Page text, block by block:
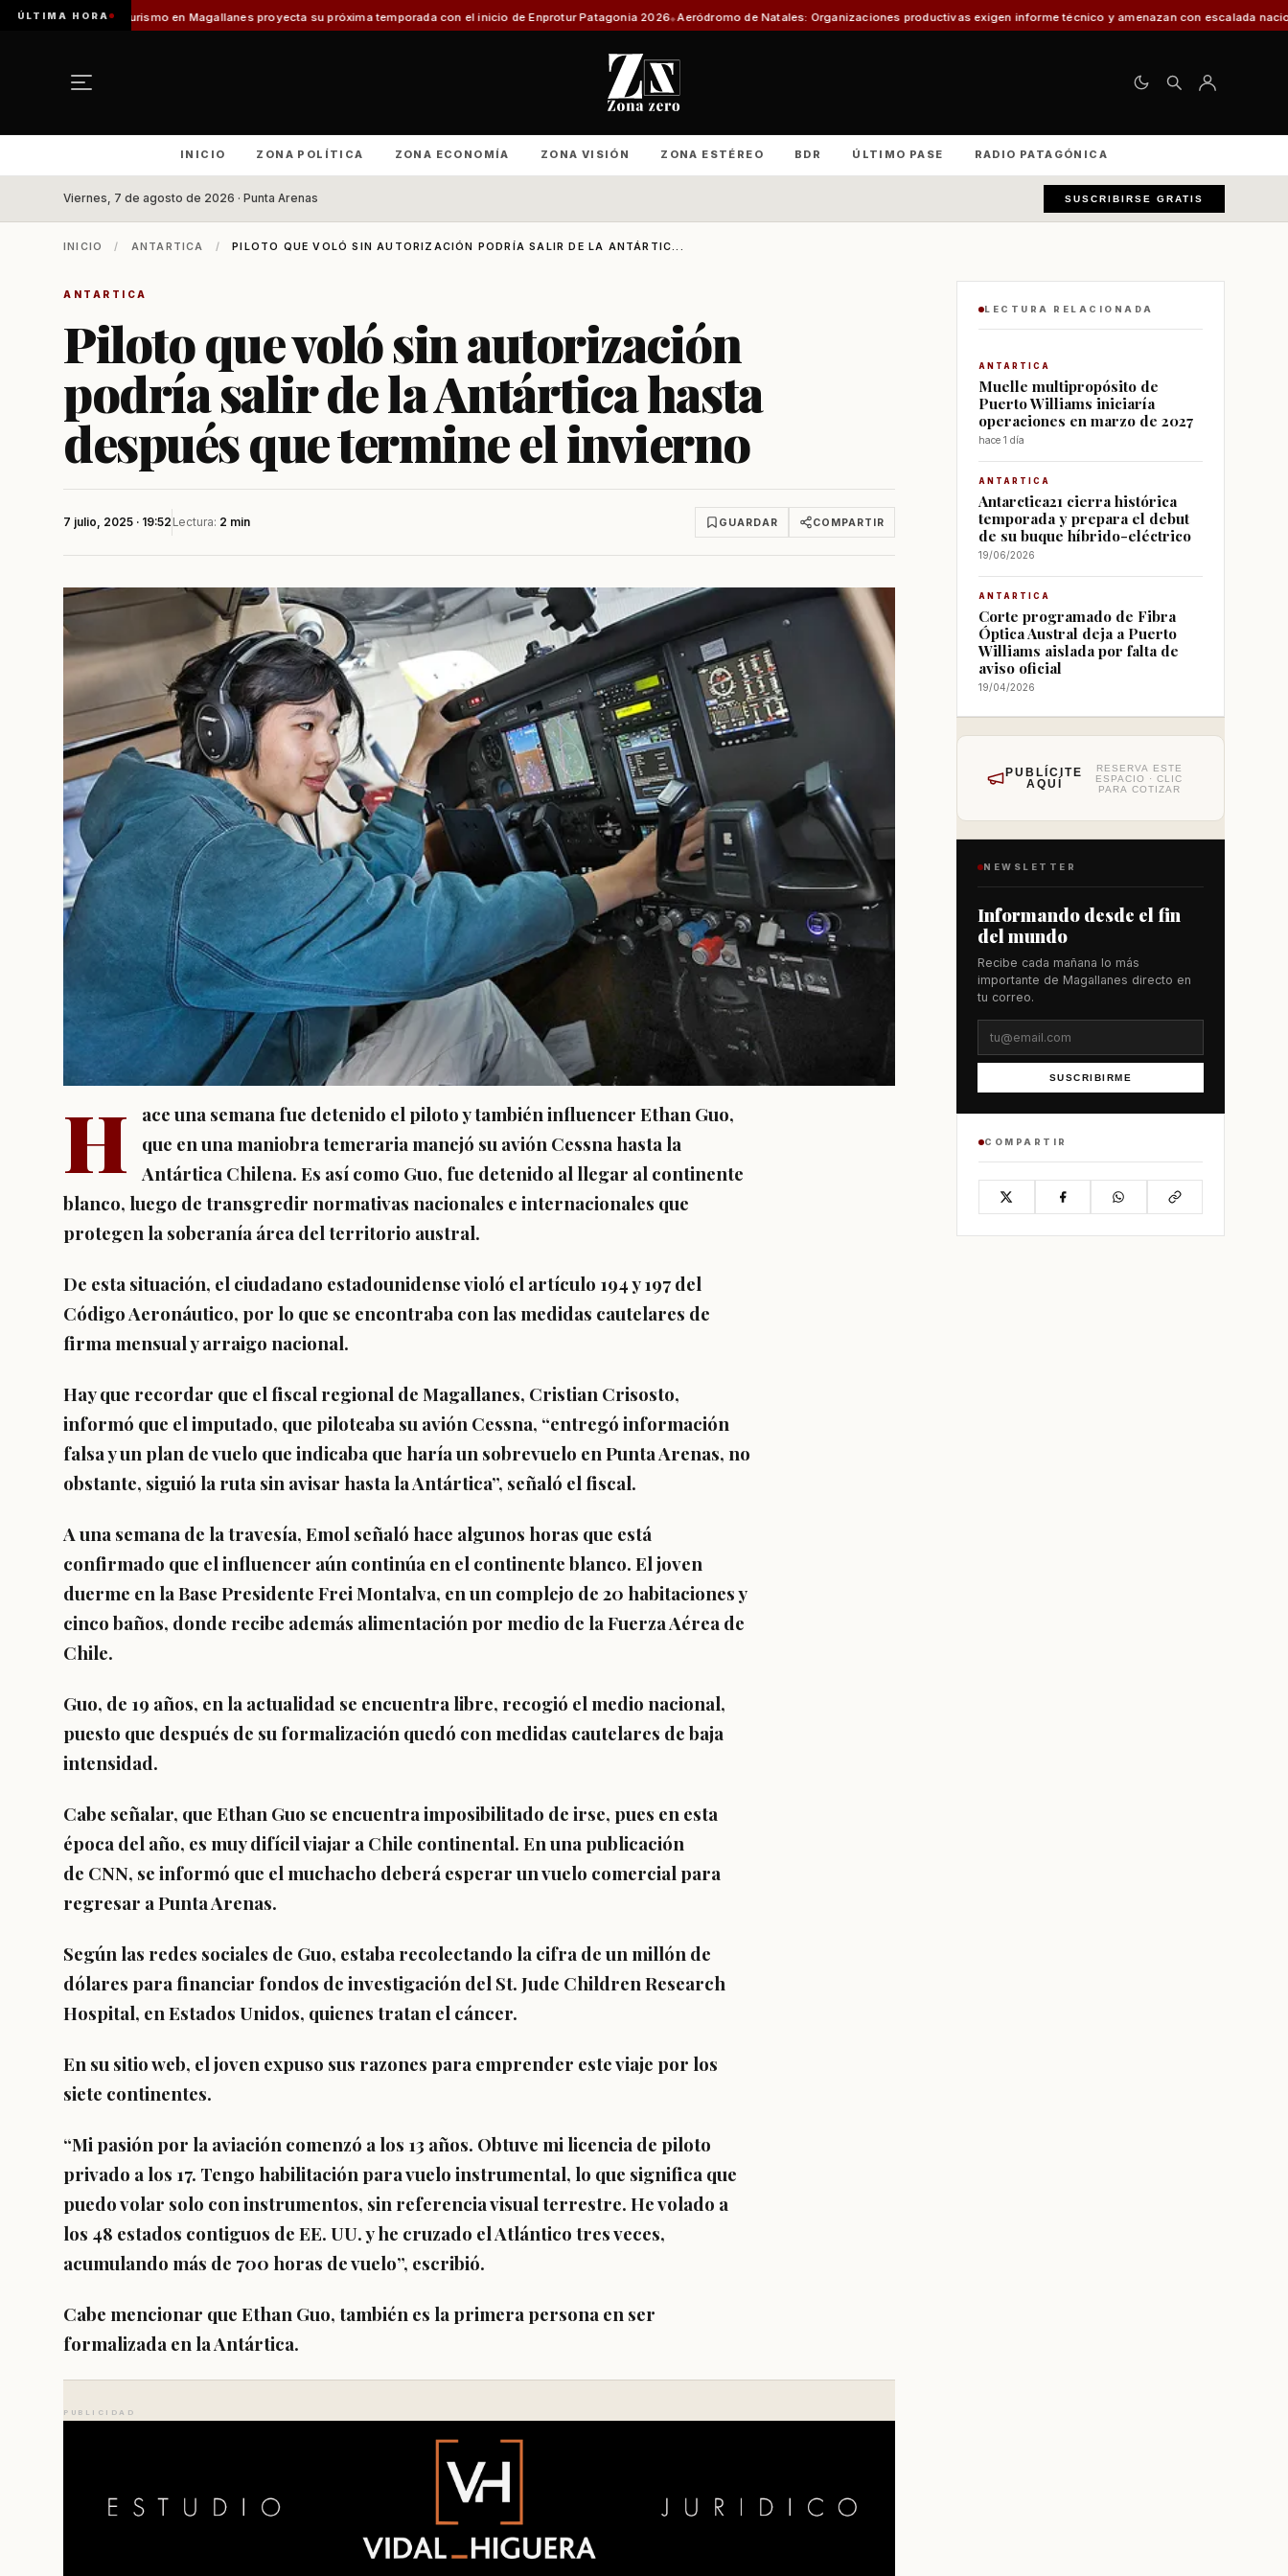
ÚLTIMA HORA
Turismo en Magallanes proyecta su próxima temporada con el inicio de Enprotur Patagonia 2026 Aeródromo de Natales: Organizaciones productivas exigen informe técnico y amenazan con escalada nacional El 30% de los
INICIO ZONA POLÍTICA ZONA ECONOMÍA ZONA VISIÓN ZONA ESTÉREO BDR ÚLTIMO PASE RADIO PATAGÓNICA
Viernes, 7 de agosto de 2026 · Punta Arenas SUSCRIBIRSE GRATIS
INICIO / ANTARTICA / PILOTO QUE VOLÓ SIN AUTORIZACIÓN PODRÍA SALIR DE LA ANTÁRTIC...
ANTARTICA
Piloto que voló sin autorización
podría salir de la Antártica hasta
después que termine el invierno
7 julio, 2025 · 19:52 Lectura: 2 min GUARDAR COMPARTIR
H
ace una semana fue detenido el piloto y también influencer Ethan Guo,
que en una maniobra temeraria manejó su avión Cessna hasta la
Antártica Chilena. Es así como Guo, fue detenido al llegar al continente
blanco, luego de transgredir normativas nacionales e internacionales que
protegen la soberanía área del territorio austral.
De esta situación, el ciudadano estadounidense violó el artículo 194 y 197 del
Código Aeronáutico, por lo que se encontraba con las medidas cautelares de
firma mensual y arraigo nacional.
Hay que recordar que el fiscal regional de Magallanes, Cristian Crisosto,
informó que el imputado, que piloteaba su avión Cessna, “entregó información
falsa y un plan de vuelo que indicaba que haría un sobrevuelo en Punta Arenas, no
obstante, siguió la ruta sin avisar hasta la Antártica”, señaló el fiscal.
A una semana de la travesía, Emol señaló hace algunos horas que está
confirmado que el influencer aún continúa en el continente blanco. El joven
duerme en la Base Presidente Frei Montalva, en un complejo de 20 habitaciones y
cinco baños, donde recibe además alimentación por medio de la Fuerza Aérea de
Chile.
Guo, de 19 años, en la actualidad se encuentra libre, recogió el medio nacional,
puesto que después de su formalización quedó con medidas cautelares de baja
intensidad.
Cabe señalar, que Ethan Guo se encuentra imposibilitado de irse, pues en esta
época del año, es muy difícil viajar a Chile continental. En una publicación
de CNN, se informó que el muchacho deberá esperar un vuelo comercial para
regresar a Punta Arenas.
Según las redes sociales de Guo, estaba recolectando la cifra de un millón de
dólares para financiar fondos de investigación del St. Jude Children Research
Hospital, en Estados Unidos, quienes tratan el cáncer.
En su sitio web, el joven expuso sus razones para emprender este viaje por los
siete continentes.
“Mi pasión por la aviación comenzó a los 13 años. Obtuve mi licencia de piloto
privado a los 17. Tengo habilitación para vuelo instrumental, lo que significa que
puedo volar solo con instrumentos, sin referencia visual terrestre. He volado a
los 48 estados contiguos de EE. UU. y he cruzado el Atlántico tres veces,
acumulando más de 700 horas de vuelo”, escribió.
Cabe mencionar que Ethan Guo, también es la primera persona en ser
formalizada en la Antártica.
PUBLICIDAD
LECTURA RELACIONADA
ANTARTICA
Muelle multipropósito de
Puerto Williams iniciaría
operaciones en marzo de 2027
hace 1 día
ANTARTICA
Antarctica21 cierra histórica
temporada y prepara el debut
de su buque híbrido-eléctrico
19/06/2026
ANTARTICA
Corte programado de Fibra
Óptica Austral deja a Puerto
Williams aislada por falta de
aviso oficial
19/04/2026
PUBLÍCITE
AQUÍ
RESERVA ESTE
ESPACIO · CLIC
PARA COTIZAR
NEWSLETTER
Informando desde el fin
del mundo
Recibe cada mañana lo más
importante de Magallanes directo en
tu correo.
SUSCRIBIRME
COMPARTIR